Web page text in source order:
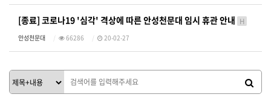
[종료] 코로나19 '심각' 격상에 따른 안성천문대 임시 휴관 안내 H
안성천문대 66286 20-02-27